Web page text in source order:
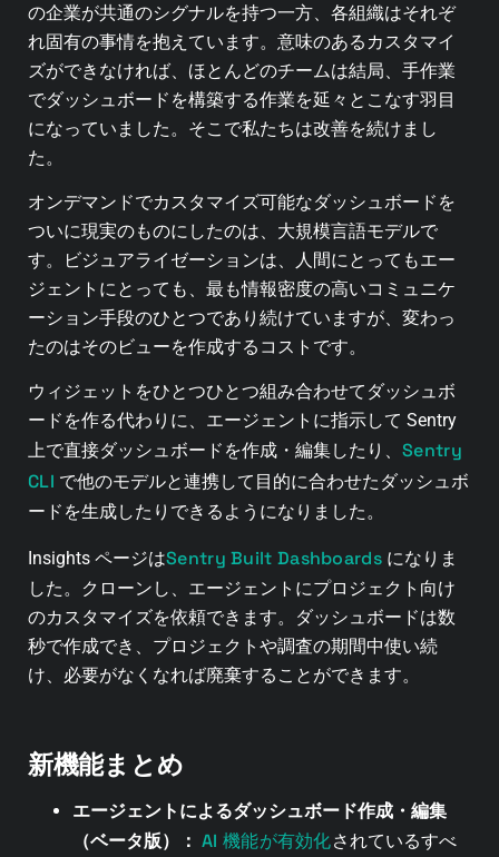
の企業が共通のシグナルを持つ一方、各組織はそれぞ
れ固有の事情を抱えています。意味のあるカスタマイ
ズができなければ、ほとんどのチームは結局、手作業
でダッシュボードを構築する作業を延々とこなす羽目
になっていました。そこで私たちは改善を続けまし
た。
オンデマンドでカスタマイズ可能なダッシュボードを
ついに現実のものにしたのは、大規模言語モデルで
す。ビジュアライゼーションは、人間にとってもエー
ジェントにとっても、最も情報密度の高いコミュニケ
ーション手段のひとつであり続けていますが、変わっ
たのはそのビューを作成するコストです。
ウィジェットをひとつひとつ組み合わせてダッシュボ
ードを作る代わりに、エージェントに指示して Sentry
上で直接ダッシュボードを作成・編集したり、 Sentry
CLI で他のモデルと連携して目的に合わせたダッシュボ
ードを生成したりできるようになりました。
Insights ページはSentry Built Dashboardsになりま
した。クローンし、エージェントにプロジェクト向け
のカスタマイズを依頼できます。ダッシュボードは数
秒で作成でき、プロジェクトや調査の期間中使い続
け、必要がなくなれば廃棄することができます。
新機能まとめ
エージェントによるダッシュボード作成・編集
（ベータ版）： AI 機能が有効化されているすべ